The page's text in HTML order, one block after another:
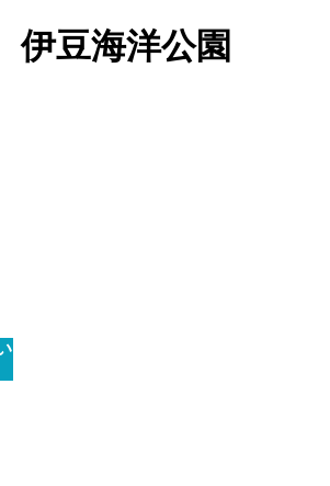
豆海洋公園